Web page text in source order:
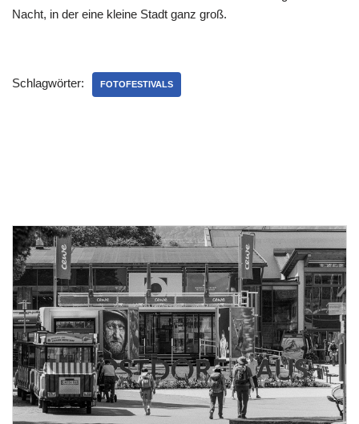
Nacht, in der eine kleine Stadt ganz groß.
Schlagwörter: FOTOFESTIVALS